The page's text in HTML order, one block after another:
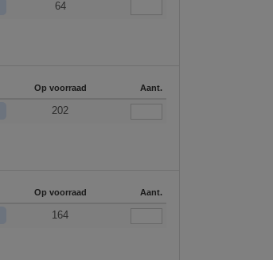
64
Op voorraad Aant.
202
Op voorraad Aant.
164